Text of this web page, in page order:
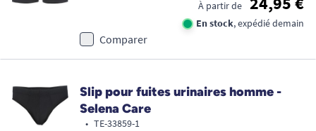
À partir de
En stock, expédié demain
Comparer
Slip pour fuites urinaires homme -
Selena Care
• TE-33859-1